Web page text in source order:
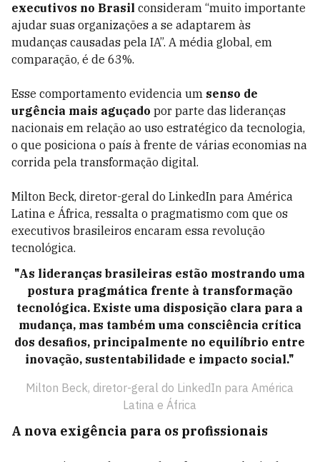
executivos no Brasil consideram “muito importante
ajudar suas organizações a se adaptarem às
mudanças causadas pela IA”. A média global, em
comparação, é de 63%.
Esse comportamento evidencia um senso de
urgência mais aguçado por parte das lideranças
nacionais em relação ao uso estratégico da tecnologia,
o que posiciona o país à frente de várias economias na
corrida pela transformação digital.
Milton Beck, diretor-geral do LinkedIn para América
Latina e África, ressalta o pragmatismo com que os
executivos brasileiros encaram essa revolução
tecnológica.
"As lideranças brasileiras estão mostrando uma
postura pragmática frente à transformação
tecnológica. Existe uma disposição clara para a
mudança, mas também uma consciência crítica
dos desafios, principalmente no equilíbrio entre
inovação, sustentabilidade e impacto social."
Milton Beck, diretor-geral do LinkedIn para América
Latina e África
A nova exigência para os profissionais